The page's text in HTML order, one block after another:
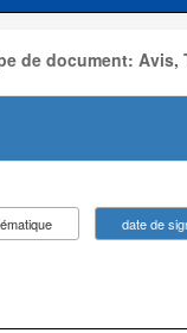
de document:
date de